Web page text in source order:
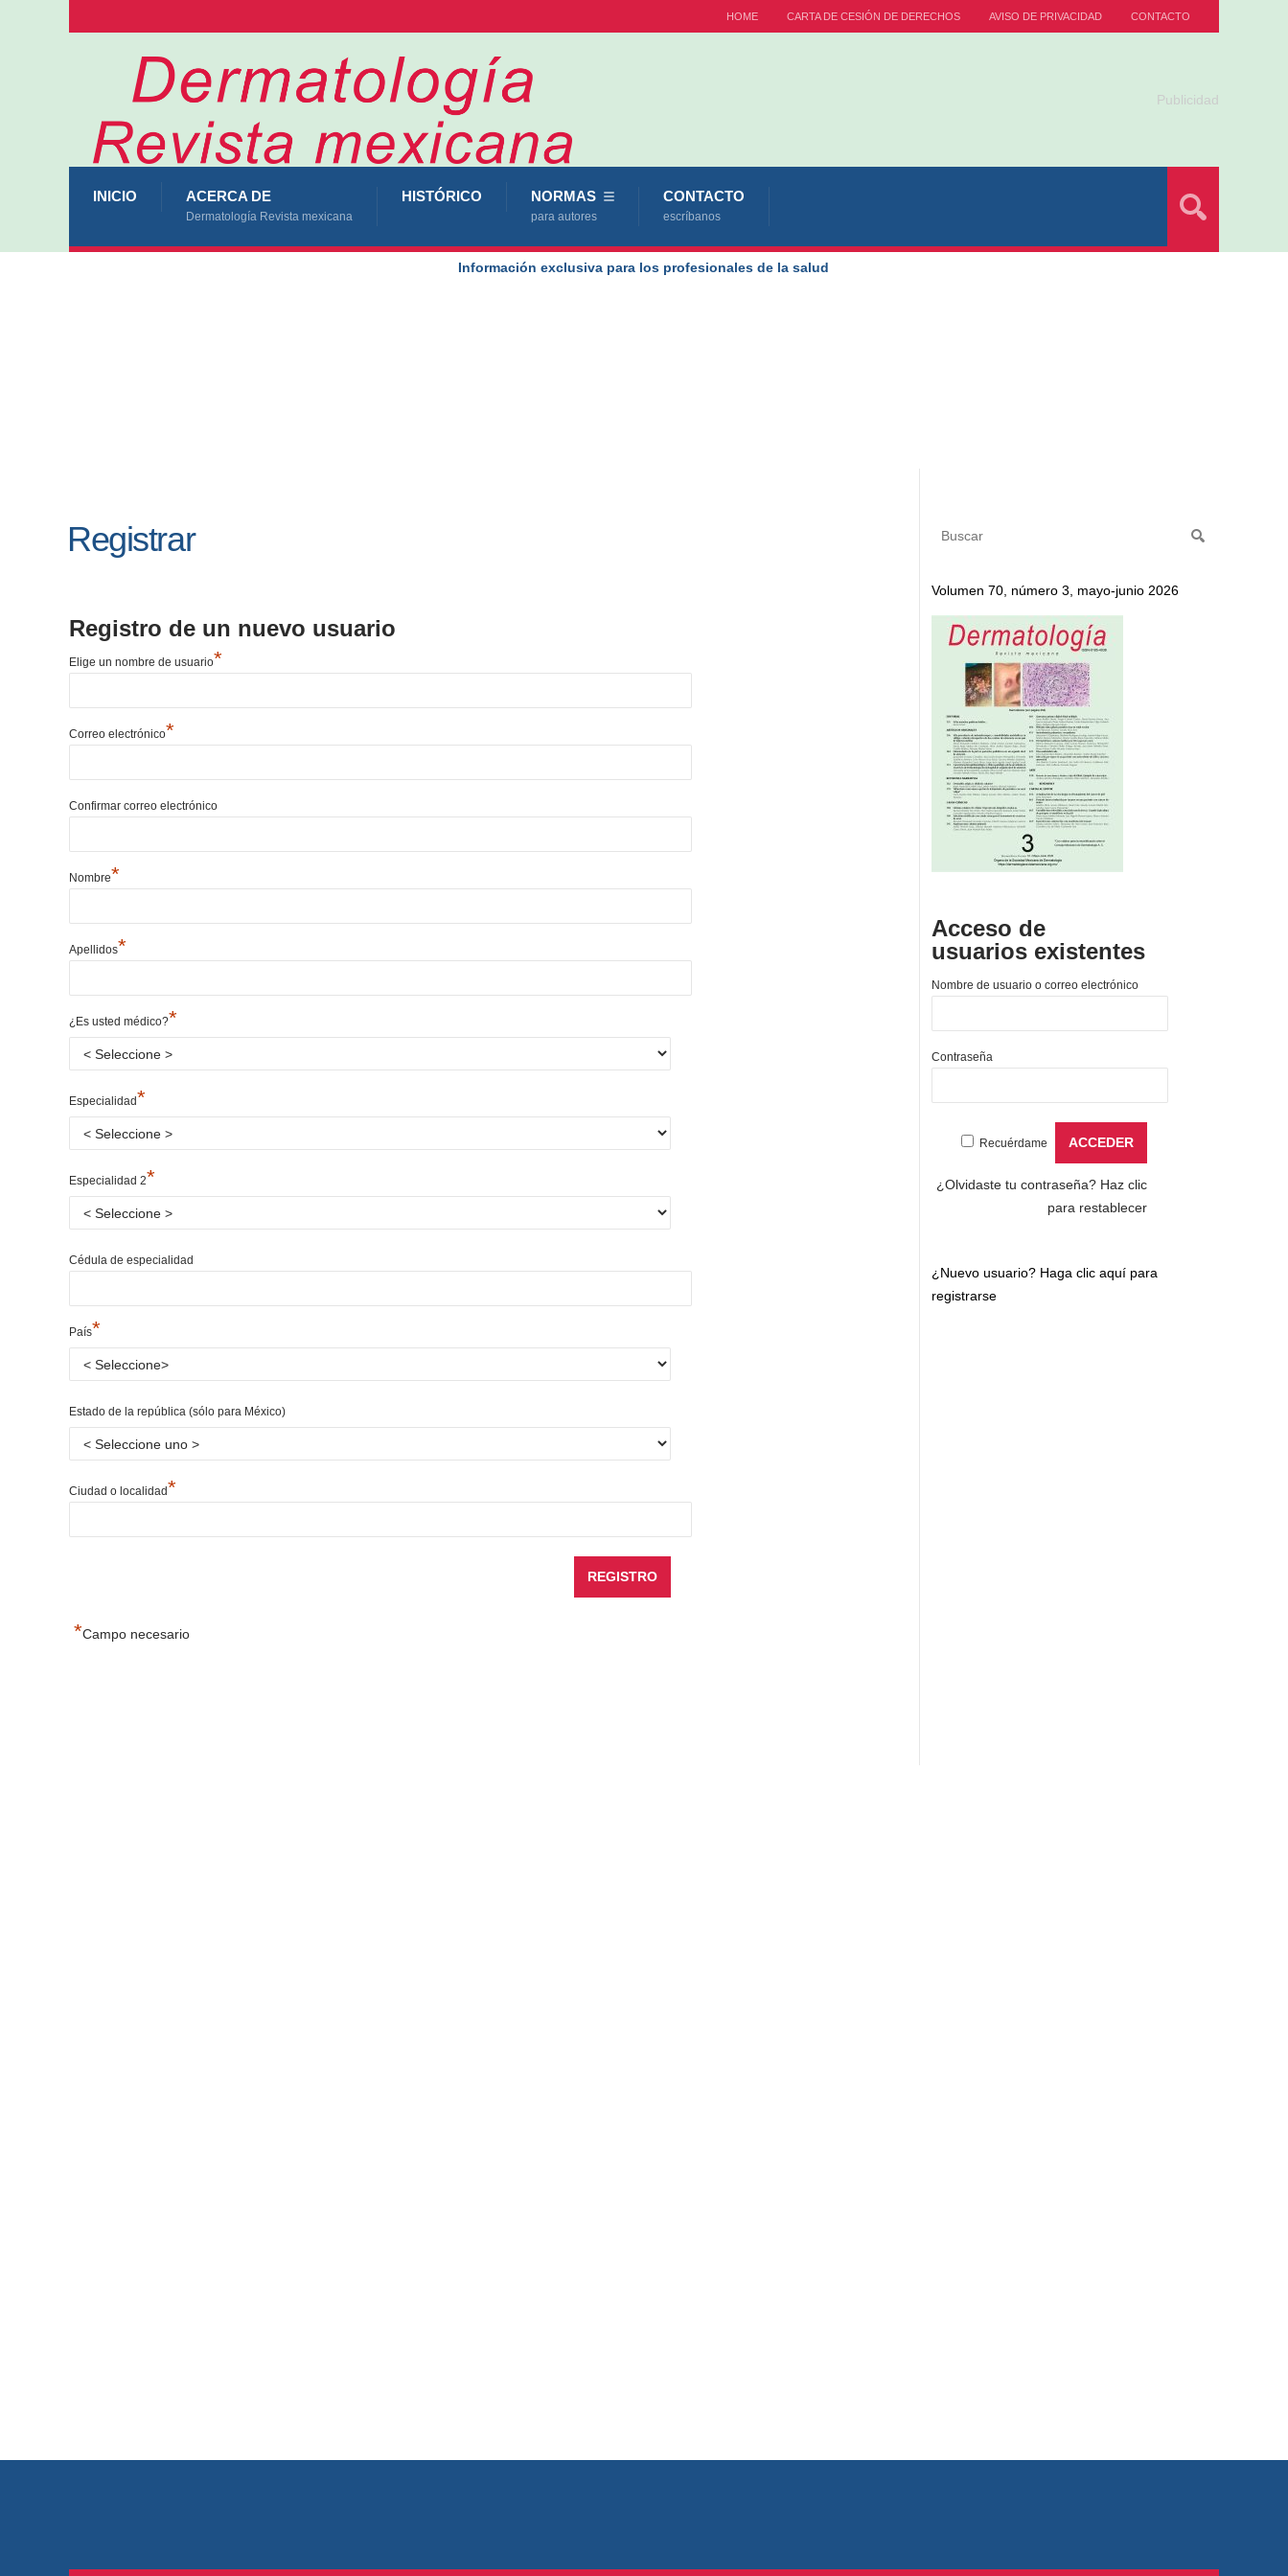
HOME CARTA DE CESIÓN DE DERECHOS AVISO DE PRIVACIDAD CONTACTO
Publicidad
INICIO ACERCA DE
Dermatología Revista mexicana
HISTÓRICO NORMAS
para autores
CONTACTO
escríbanos
Información exclusiva para los profesionales de la salud
Registrar
Registro de un nuevo usuario
Elige un nombre de usuario*
Correo electrónico*
Confirmar correo electrónico
Nombre*
Apellidos*
¿Es usted médico?*
Especialidad*
Especialidad 2*
Cédula de especialidad
País*
Estado de la república (sólo para México)
Ciudad o localidad*
*Campo necesario
Volumen 70, número 3, mayo-junio 2026
Acceso de
usuarios existentes
Nombre de usuario o correo electrónico
Contraseña
Recuérdame
¿Olvidaste tu contraseña? Haz clic
para restablecer
¿Nuevo usuario? Haga clic aquí para
registrarse